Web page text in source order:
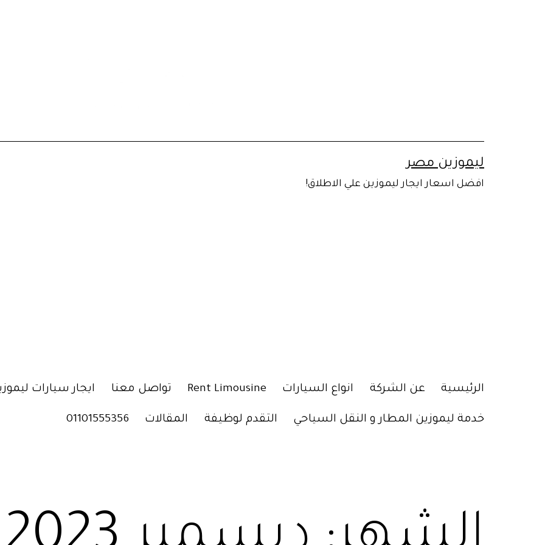
ليموزين مصر
افضل اسعار ايجار ليموزين علي الاطلاق!
الرئيسية عن الشركة انواع السيارات Rent Limousine تواصل معنا ايجار سيارات
خدمة ليموزين المطار و النقل السياحي التقدم لوظيفة المقالات 01101555356